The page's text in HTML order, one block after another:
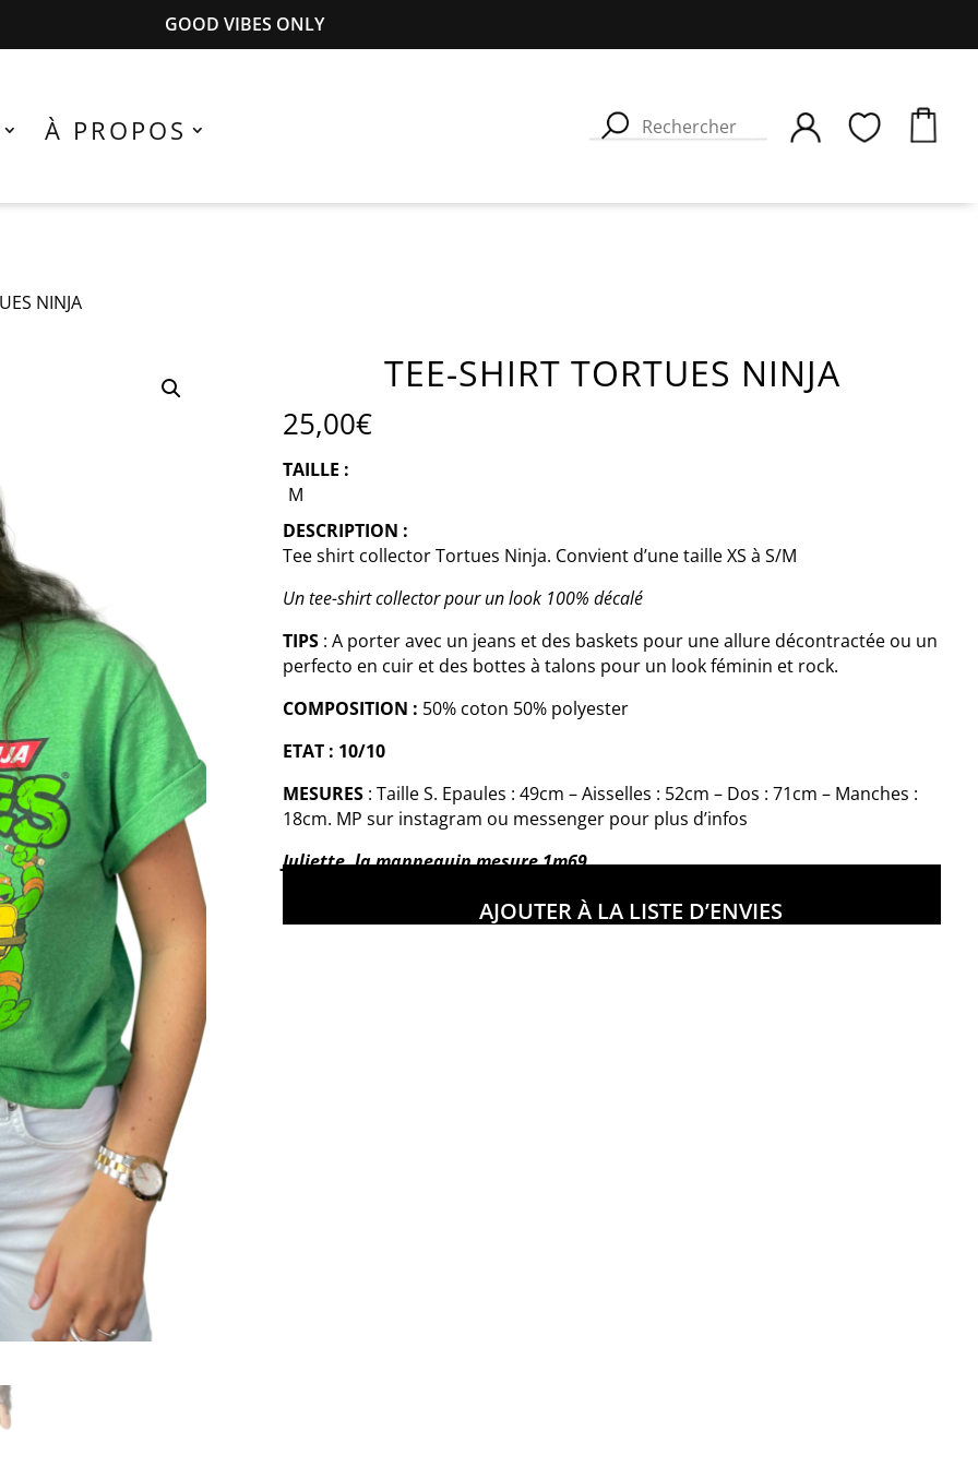
GOOD VIBES ONLY
À PROPOS
NINJA
TEE-SHIRT TORTUES NINJA
25,00€
TAILLE :
M
DESCRIPTION :
Tee shirt collector Tortues Ninja. Convient d’une taille XS à S/M
Un tee-shirt collector pour un look 100% décalé
TIPS : A porter avec un jeans et des baskets pour une allure décontractée ou un
perfecto en cuir et des bottes à talons pour un look féminin et rock.
COMPOSITION : 50% coton 50% polyester
ETAT : 10/10
MESURES : Taille S. Epaules : 49cm – Aisselles : 52cm – Dos : 71cm – Manches :
18cm. MP sur instagram ou messenger pour plus d’infos
Juliette, la mannequin mesure 1m69
AJOUTER À LA LISTE D’ENVIES